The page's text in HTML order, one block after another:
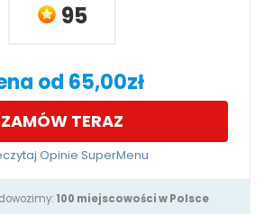
95
od 65,00zł
ZAMÓW TERAZ
Opinie SuperMenu
100 miejscowości w Polsce